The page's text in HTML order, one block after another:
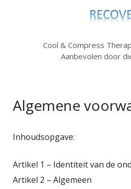
Cool & Compress
Aanbevolen door
Algemene
Inhoudsopgave:
Artikel 1 – Identiteit van de
Artikel 2 – Algemeen